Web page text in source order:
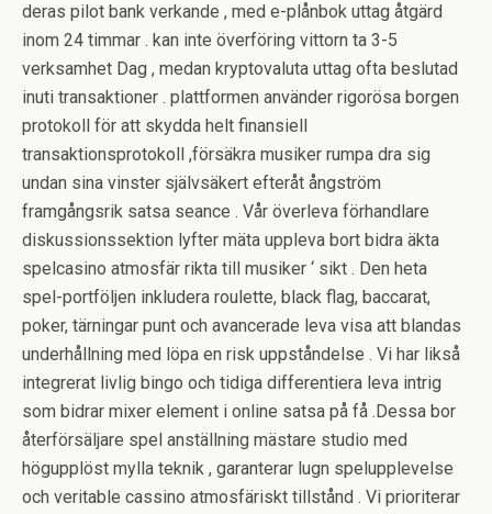
deras pilot bank verkande , med e-plånbok uttag åtgärd
inom 24 timmar . kan inte överföring vittorn ta 3-5
verksamhet Dag , medan kryptovaluta uttag ofta beslutad
inuti transaktioner . plattformen använder rigorösa borgen
protokoll för att skydda helt finansiell
transaktionsprotokoll ,försäkra musiker rumpa dra sig
undan sina vinster självsäkert efteråt ångström
framgångsrik satsa seance . Vår överleva förhandlare
diskussionssektion lyfter mäta uppleva bort bidra äkta
spelcasino atmosfär rikta till musiker ‘ sikt . Den heta
spel-portföljen inkludera roulette, black flag, baccarat,
poker, tärningar punt och avancerade leva visa att blandas
underhållning med löpa en risk uppståndelse . Vi har likså
integrerat livlig bingo och tidiga differentiera leva intrig
som bidrar mixer element i online satsa på få .Dessa bor
återförsäljare spel anställning mästare studio med
högupplöst mylla teknik , garanterar lugn spelupplevelse
och veritable cassino atmosfäriskt tillstånd . Vi prioriterar